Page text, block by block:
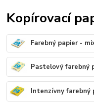
Kopírovací
Farebný papier -
Pastelový farebný
Intenzívny farebný